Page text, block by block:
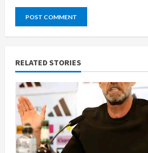
RELATED STORIES